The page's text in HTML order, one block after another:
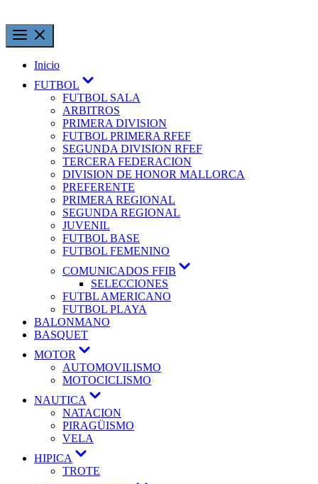
Inicio
FUTBOL
FUTBOL SALA
ARBITROS
PRIMERA DIVISION
FUTBOL PRIMERA RFEF
SEGUNDA DIVISION RFEF
TERCERA FEDERACION
DIVISION DE HONOR MALLORCA
PREFERENTE
PRIMERA REGIONAL
SEGUNDA REGIONAL
JUVENIL
FUTBOL BASE
FUTBOL FEMENINO
COMUNICADOS FFIB
SELECCIONES
FUTBL AMERICANO
FUTBOL PLAYA
BALONMANO
BASQUET
MOTOR
AUTOMOVILISMO
MOTOCICLISMO
NAUTICA
NATACION
PIRAGÜISMO
VELA
HIPICA
TROTE